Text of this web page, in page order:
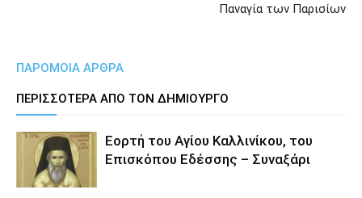
Παναγία των Παρισίων
ΠΑΡΟΜΟΙΑ ΑΡΘΡΑ
ΠΕΡΙΣΣΟΤΕΡΑ ΑΠΟ ΤΟΝ ΔΗΜΙΟΥΡΓΟ
Εορτή του Αγίου Καλλινίκου, του
Επισκόπου Εδέσσης – Συναξάρι